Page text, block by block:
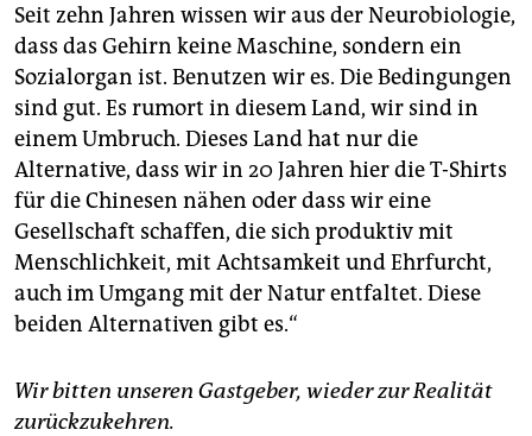
Seit zehn Jahren wissen wir aus der Neurobiologie,
dass das Gehirn keine Maschine, sondern ein
Sozialorgan ist. Benutzen wir es. Die Bedingungen
sind gut. Es rumort in diesem Land, wir sind in
einem Umbruch. Dieses Land hat nur die
Alternative, dass wir in 20 Jahren hier die T-Shirts
für die Chinesen nähen oder dass wir eine
Gesellschaft schaffen, die sich produktiv mit
Menschlichkeit, mit Achtsamkeit und Ehrfurcht,
auch im Umgang mit der Natur entfaltet. Diese
beiden Alternativen gibt es.“
Wir bitten unseren Gastgeber, wieder zur Realität
zurückzukehren.